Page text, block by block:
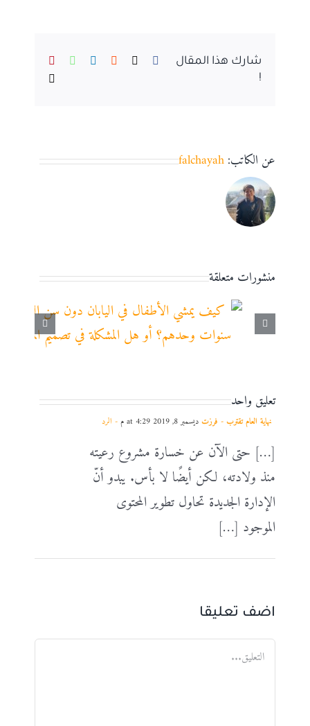
شارك هذا المقال
!
Facebook
Reddit
LinkedIn
WhatsApp
عن الكاتب:falchayah
منشورات متعلقة
تعليق واحد
نهاية العام تقترب - فرزتديسمبر 8, 2019 at 4:29 م - الرد
[…] حتى الآن عن خسارة مشروع رعيته
منذ ولادته، لكن أيضًا لا بأس. يبدو أنّ
الإدارة الجديدة تحاول تطوير المحتوى
الموجود […]
اضف تعليقا
تعليق